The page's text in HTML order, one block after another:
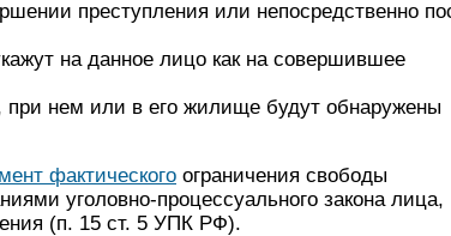
преступления или непосредственно
на данное лицо как на совершившее
при нем или в его жилище будут обнаружены
фактического огра­ничения свободы
уго­ловно-процессуального закона лица,
(п. 15 ст. 5 УПК РФ).